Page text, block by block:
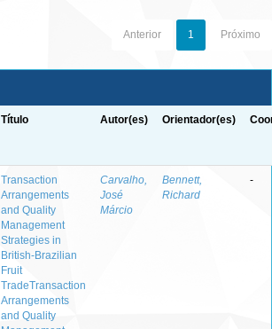
Anterior 1 Próximo
Título Autor(es) Orientador(es)
Transaction
Arrangements
and Quality
Management
Strategies in
British-Brazilian
Fruit
TradeTransaction
Arrangements
and Quality
Carvalho,
José
Márcio
Bennett,
Richard
-